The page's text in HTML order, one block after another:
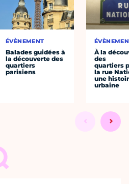
ÉVÈNEMENT
Balades guidées à
la découverte des
quartiers
parisiens
À la
des
quartiers
la rue
une
urbaine